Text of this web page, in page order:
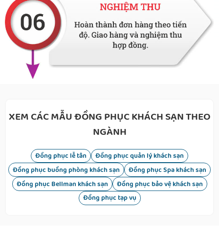
Quần tây nam đồng phục
Phân khúc trung bình từ220.000đ – 300.000đ
XEM CÁC MẪU ĐỒNG PHỤC KHÁCH SẠN THEO
NGÀNH
Đồng phục lễ tân
Đồng phục quản lý khách sạn
Đồng phục buồng phòng khách sạn
Đồng phục Spa khách sạn
Đồng phục Bellman khách sạn
Đồng phục bảo vệ khách sạn
Đồng phục tạp vụ